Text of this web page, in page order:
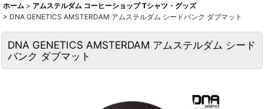
ホーム > アムステルダム コーヒーショップ Tシャツ・グッズ
> DNA GENETICS AMSTERDAM アムステルダム シードバンク ダブマット
DNA GENETICS AMSTERDAM アムステルダム シード
バンク ダブマット